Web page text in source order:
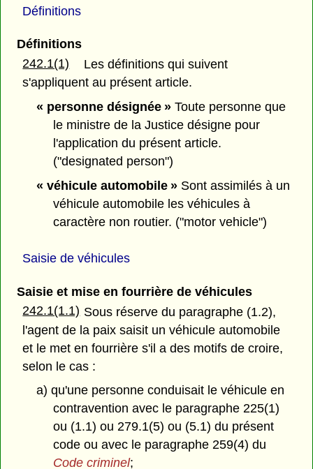
Définitions
Définitions
242.1(1)
Les définitions qui suivent
s'appliquent au présent article.
« personne désignée »Toute personne que
le ministre de la Justice désigne pour
l'application du présent article.
("designated person")
« véhicule automobile » Sont assimilés à un
véhicule automobile les véhicules à
caractère non routier. ("motor vehicle")
Saisie de véhicules
Saisie et mise en fourrière de véhicules
242.1(1.1) Sous réserve du paragraphe (1.2),
l'agent de la paix saisit un véhicule automobile
et le met en fourrière s'il a des motifs de croire,
selon le cas :
a) qu'une personne conduisait le véhicule en
contravention avec le paragraphe 225(1)
ou (1.1) ou 279.1(5) ou (5.1) du présent
code ou avec le paragraphe 259(4) du
Code criminel;